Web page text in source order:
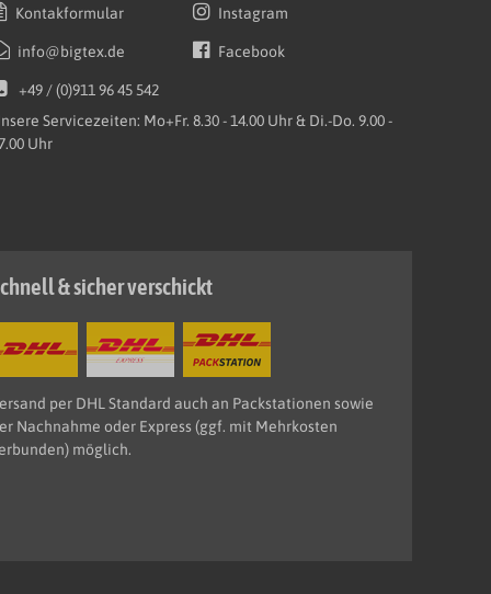
Kontakformular
info@bigtex.de
Instagram
Facebook
+49 / (0)911 96 45 542
Servicezeiten: Mo+Fr. 8.30 - 14.00 Uhr & Di.-Do. 9.00 -
Uhr
& sicher verschickt
per DHL Standard auch an Packstationen sowie
Nachnahme oder Express (ggf. mit Mehrkosten
möglich.